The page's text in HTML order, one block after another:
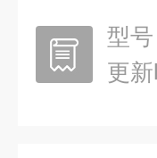
型号
更新